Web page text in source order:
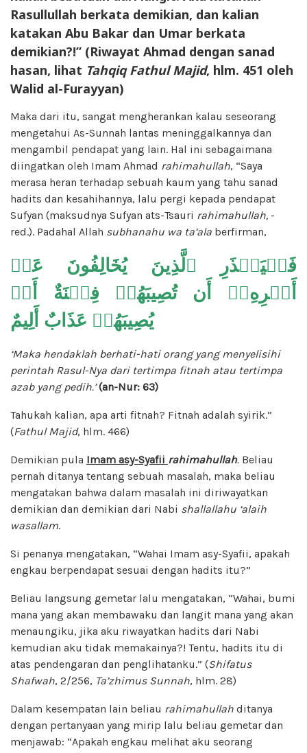
Rasullullah berkata demikian, dan kalian
katakan Abu Bakar dan Umar berkata
demikian?!” (Riwayat Ahmad dengan sanad
hasan, lihat Tahqiq Fathul Majid, hlm. 451 oleh
Walid al-Furayyan)
Maka dari itu, sangat mengherankan kalau seseorang
mengetahui As-Sunnah lantas meninggalkannya dan
mengambil pendapat yang lain. Hal ini sebagaimana
diingatkan oleh Imam Ahmad rahimahullah, “Saya
merasa heran terhadap sebuah kaum yang tahu sanad
hadits dan kesahihannya, lalu pergi kepada pendapat
Sufyan (maksudnya Sufyan ats-Tsauri rahimahullah, -
red.). Padahal Allah subhanahu wa ta’ala berfirman,
فَلۡيَحۡذَرِ ٱلَّذِينَ يُخَالِفُونَ عَنۡ
أَمۡرِهِۦٓ أَن تُصِيبَهُمۡ فِتۡنَةٌ أَوۡ
يُصِيبَهُمۡ عَذَابٌ أَلِيمٌ
‘Maka hendaklah berhati-hati orang yang menyelisihi
perintah Rasul-Nya dari tertimpa fitnah atau tertimpa
azab yang pedih.’(an-Nur: 63)
Tahukah kalian, apa arti fitnah? Fitnah adalah syirik.”
(Fathul Majid, hlm. 466)
Demikian pula Imam asy-Syafii rahimahullah. Beliau
pernah ditanya tentang sebuah masalah, maka beliau
mengatakan bahwa dalam masalah ini diriwayatkan
demikian dan demikian dari Nabi shallallahu ‘alaih
wasallam.
Si penanya mengatakan, “Wahai Imam asy-Syafii, apakah
engkau berpendapat sesuai dengan hadits itu?”
Beliau langsung gemetar lalu mengatakan, “Wahai, bumi
mana yang akan membawaku dan langit mana yang akan
menaungiku, jika aku riwayatkan hadits dari Nabi
kemudian aku tidak memakainya?! Tentu, hadits itu di
atas pendengaran dan penglihatanku.” (Shifatus
Shafwah, 2/256, Ta’zhimus Sunnah, hlm. 28)
Dalam kesempatan lain beliau rahimahullah ditanya
dengan pertanyaan yang mirip lalu beliau gemetar dan
menjawab: “Apakah engkau melihat aku seorang